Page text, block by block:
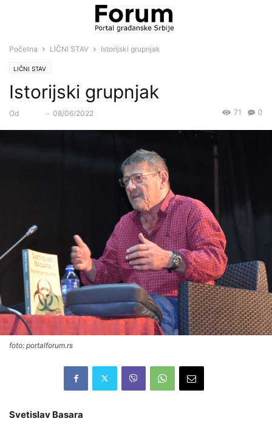
Početna LIČNI STAV Istorijski grupnjak
LIČNI STAV
Istorijski grupnjak
Od - 08/06/2022 0
71
foto: portalforum.rs
Svetislav Basara